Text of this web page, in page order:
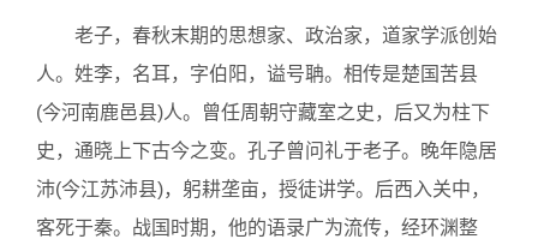
老子，春秋末期的思想家、政治家，道家学派创始
人。姓李，名耳，字伯阳，谥号聃。相传是楚国苦县
(今河南鹿邑县)人。曾任周朝守藏室之史，后又为柱下
史，通晓上下古今之变。孔子曾问礼于老子。晚年隐居
沛(今江苏沛县)，躬耕垄亩，授徒讲学。后西入关中，
客死于秦。战国时期，他的语录广为流传，经环渊整